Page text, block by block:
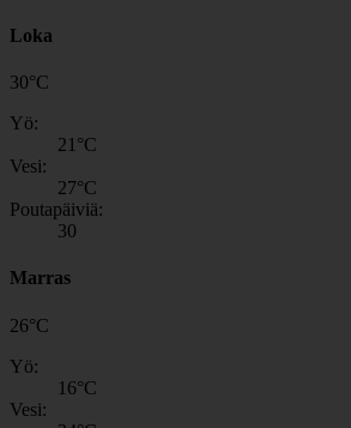
Loka
30°C
Yö:
21 °C
Vesi:
27°C
Poutapäiviä:
30
Marras
26°C
Yö:
16°C
Vesi: